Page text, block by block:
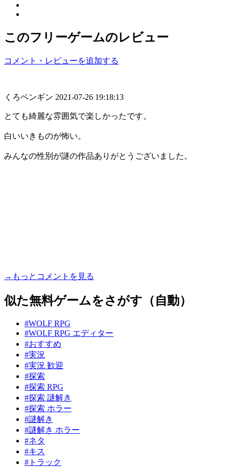
このフリーゲームのレビュー
コメント・レビューを追加する
くろペンギン 2021-07-26 19:18:13
とても綺麗な雰囲気で楽しかったです。
白いいきものが怖い。
みんなの性別が謎の作品ありがとうございました。
→もっとコメントを見る
似た無料ゲームをさがす（自動）
#WOLF RPG
#WOLF RPG エディター
#おすすめ
#実況
#実況 歓迎
#探索
#探索 RPG
#探索 謎解き
#探索 ホラー
#謎解き
#謎解き ホラー
#ネタ
#キス
#トラック